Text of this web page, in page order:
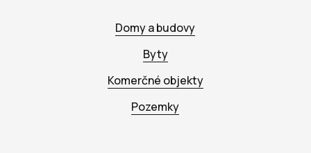
Domy a budovy
Byty
Komerčné objekty
Pozemky